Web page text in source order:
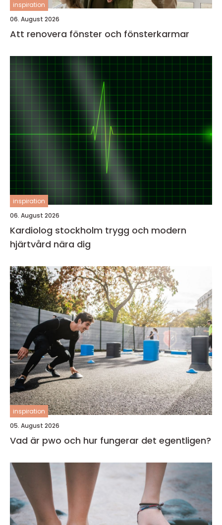
inspiration
06. August 2026
Att renovera fönster och fönsterkarmar
inspiration
06. August 2026
Kardiolog stockholm trygg och modern
hjärtvård nära dig
inspiration
05. August 2026
Vad är pwo och hur fungerar det egentligen?